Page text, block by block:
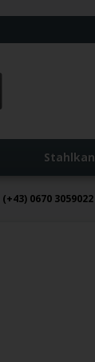
(+43) 0670 3059022